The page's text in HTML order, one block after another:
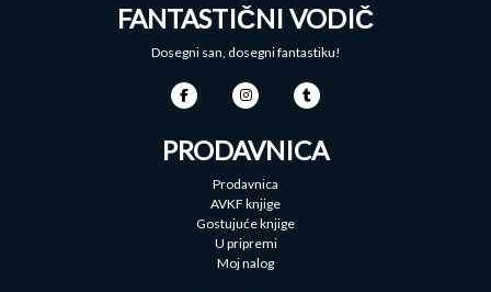
FANTASTIČNI VODIČ
Dosegni san, dosegni fantastiku!
PRODAVNICA
Prodavnica
AVKF knjige
Gostujuće knjige
U pripremi
Moj nalog